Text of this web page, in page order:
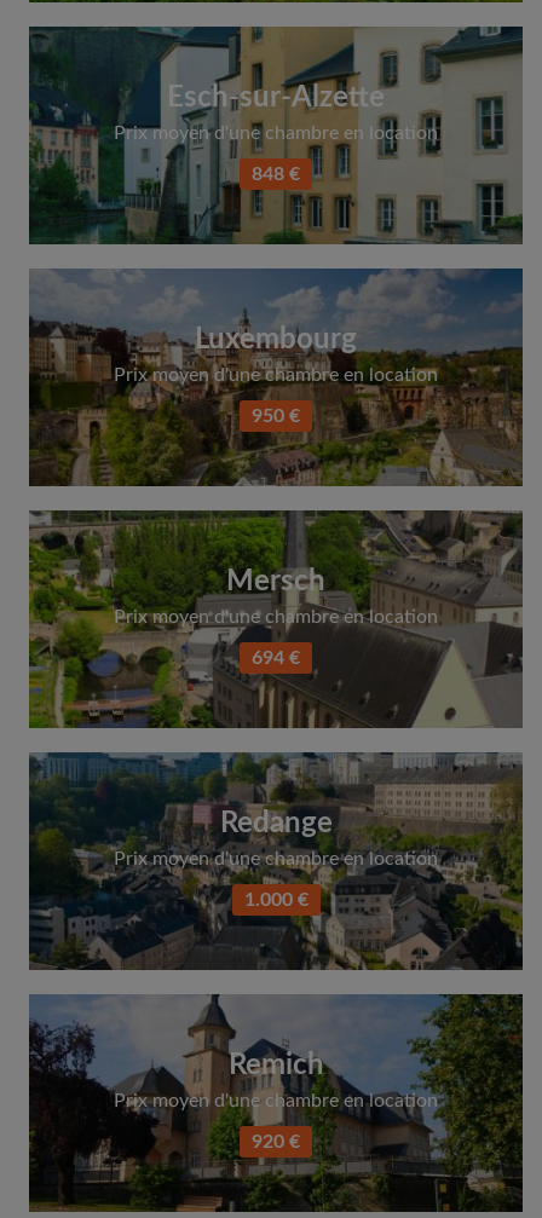
Esch-sur-Alzette
Prix moyen d'une chambre en location
848 €
Luxembourg
Prix moyen d'une chambre en location
950 €
Mersch
Prix moyen d'une chambre en location
694 €
Redange
Prix moyen d'une chambre en location
1.000 €
Remich
Prix moyen d'une chambre en location
920 €